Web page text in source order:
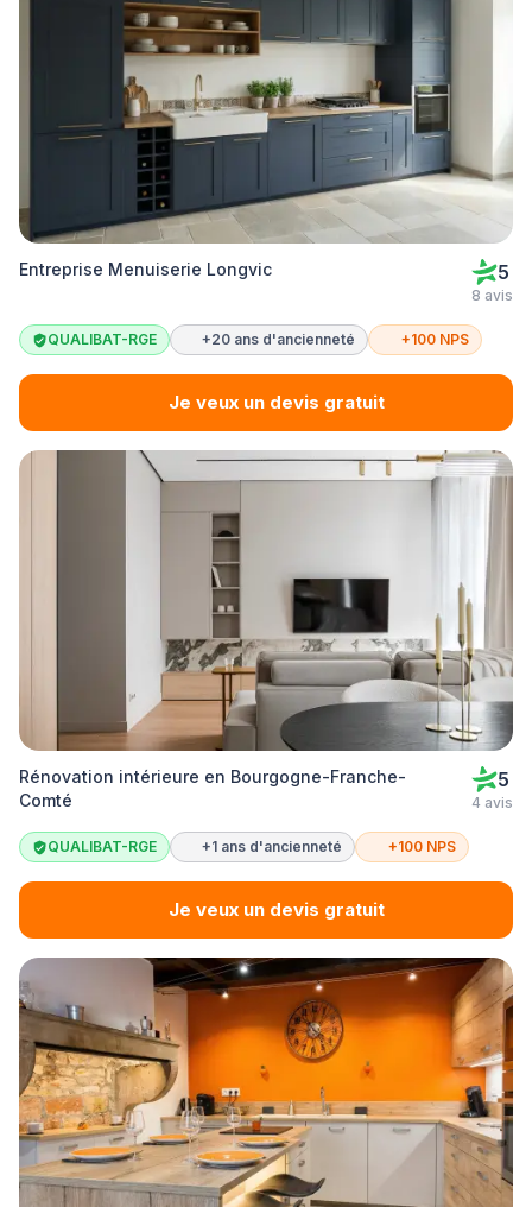
Entreprise Menuiserie Longvic 5
8 avis
QUALIBAT-RGE +20 ans d'ancienneté +100 NPS
Je veux un devis gratuit
Rénovation intérieure en Bourgogne-Franche-
Comté
5
4 avis
QUALIBAT-RGE +1 ans d'ancienneté +100 NPS
Je veux un devis gratuit